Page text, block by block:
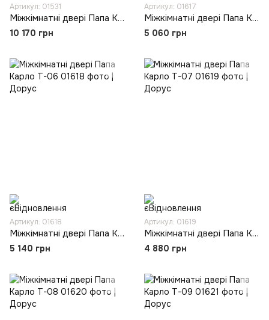
Артикул: 01531
Міжкімнатні двері Папа Карло ST-32
10 170 грн
Артикул: 01617
Міжкімнатні двері Папа Карло T-05
5 060 грн
Артикул: 01618
Міжкімнатні двері Папа Карло T-06
5 140 грн
Артикул: 01619
Міжкімнатні двері Папа Карло T-07
4 880 грн